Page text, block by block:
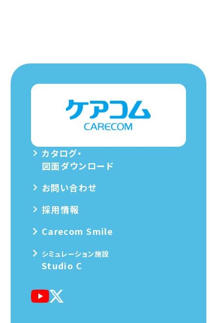
カタログ・
図面ダウンロード
お問い合わせ
採用情報
Carecom Smile
シミュレーション施設
Studio C